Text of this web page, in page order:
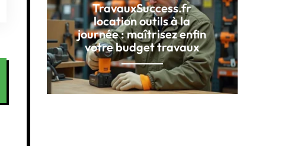
TravauxSuccess.fr
location outils à la
journée : maîtrisez enfin
votre budget travaux